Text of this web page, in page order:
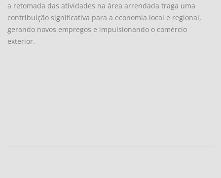
a retomada das atividades na área arrendada traga uma
contribuição significativa para a economia local e regional,
gerando novos empregos e impulsionando o comércio
exterior.